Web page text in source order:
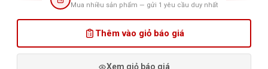
Mua nhiều sản phẩm — gửi 1 yêu cầu duy nhất
Thêm vào giỏ báo giá
Xem giỏ báo giá